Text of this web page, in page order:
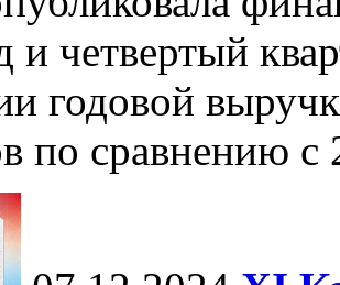
и четвертый
годовой
по сравнению с